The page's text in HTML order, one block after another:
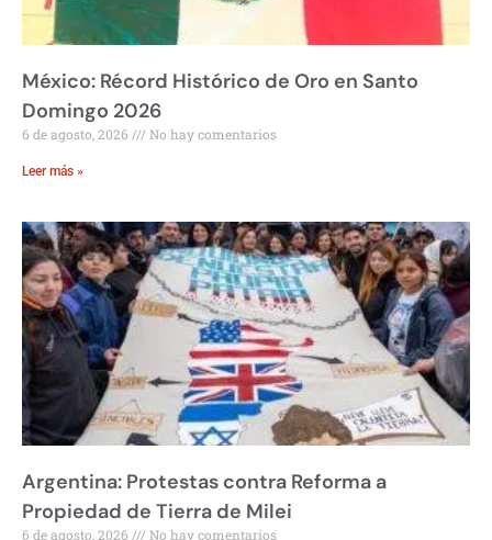
México: Récord Histórico de Oro en Santo
Domingo 2026
6 de agosto, 2026 No hay comentarios
Leer más »
Argentina: Protestas contra Reforma a
Propiedad de Tierra de Milei
6 de agosto, 2026 No hay comentarios